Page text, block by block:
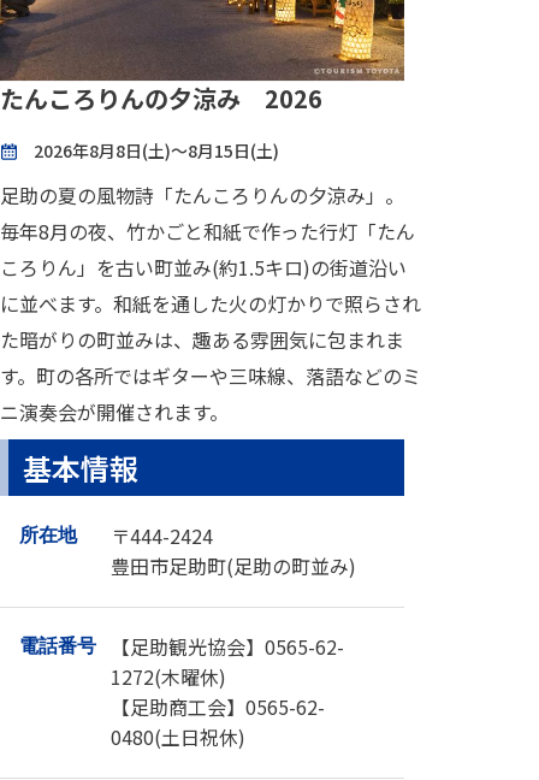
たんころりんの夕涼み 2026
2026年8月8日(土)～8月15日(土)
足助の夏の風物詩「たんころりんの夕涼み」。
毎年8月の夜、竹かごと和紙で作った行灯「たん
ころりん」を古い町並み(約1.5キロ)の街道沿い
に並べます。和紙を通した火の灯かりで照らされ
た暗がりの町並みは、趣ある雰囲気に包まれま
す。町の各所ではギターや三味線、落語などのミ
ニ演奏会が開催されます。
基本情報
所在地
〒444-2424
豊田市足助町(足助の町並み)
電話番号
【足助観光協会】0565-62-
1272(木曜休)
【足助商工会】0565-62-
0480(土日祝休)